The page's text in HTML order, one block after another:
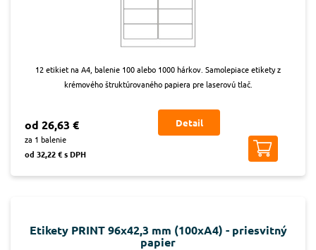
12 etikiet na A4, balenie 100 alebo 1000 hárkov. Samolepiace etikety z
krémového štruktúrovaného papiera pre laserovú tlač.
od 26,63 €
za 1 balenie
od 32,22 € s DPH
Detail
Etikety PRINT 96x42,3 mm (100xA4) - priesvitný
papier